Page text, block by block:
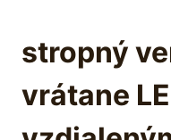
stropný
vrátane